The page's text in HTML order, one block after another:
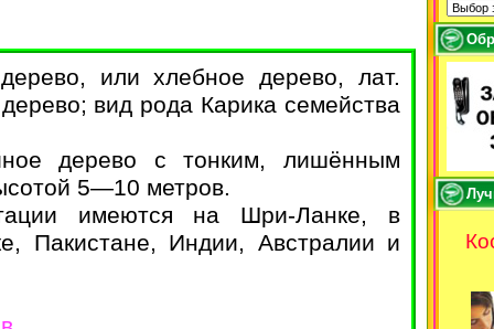
или хлебное дерево, лат.
вид рода Карика семейства
дерево с тонким, лишённым
5—10 метров.
имеются на Шри-Ланке, в
Пакистане, Индии, Австралии и